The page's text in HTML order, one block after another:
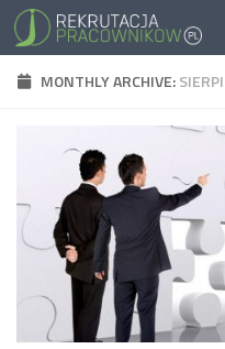
MONTHLY ARCHIVE: